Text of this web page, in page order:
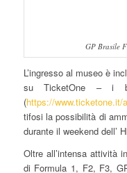
GP Brasile
L’ingresso al museo è
su TicketOne – i
(https://www.ticketone.it/
tifosi la possibilità di
durante il weekend dell’
Oltre all’intensa attività
di Formula 1, F2, F3,